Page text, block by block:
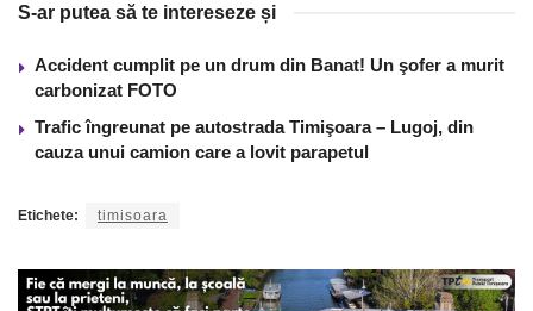
S-ar putea să te intereseze și
Accident cumplit pe un drum din Banat! Un şofer a murit
carbonizat FOTO
Trafic îngreunat pe autostrada Timişoara – Lugoj, din
cauza unui camion care a lovit parapetul
Etichete: timisoara